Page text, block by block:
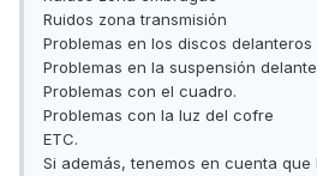
Ruidos zona transmisión
Problemas en los discos delanteros
Problemas en la suspensión
Problemas con el cuadro.
Problemas con la luz del cofre
ETC.
Si además, tenemos en cuenta